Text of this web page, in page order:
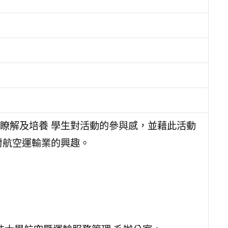
解及培養 學生對活動的參與感，並藉此活動
空運輸業的興趣。